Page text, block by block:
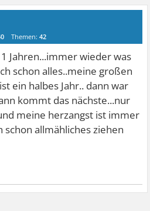
Themen:42
Jahren...immer wieder was
schon alles..meine großen
ein halbes Jahr.. dann war
kommt das nächste...nur
meine herzangst ist immer
schon allmähliches ziehen